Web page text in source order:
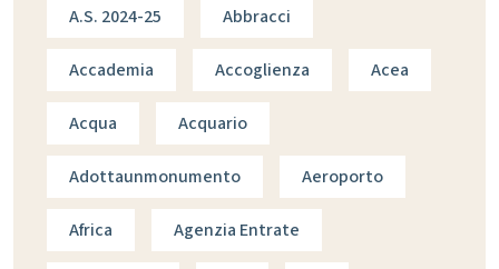
A.s. 2024-25 Abbracci
Accademia Accoglienza Acea
Acqua Acquario
Adottaunmonumento Aeroporto
Africa Agenzia Entrate